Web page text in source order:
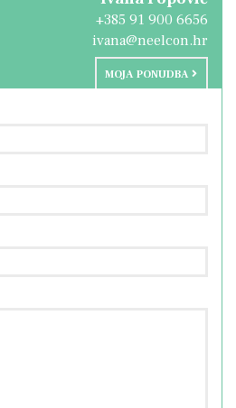
+385 91 900 6656
ivana@neelcon.hr
MOJA PONUDBA